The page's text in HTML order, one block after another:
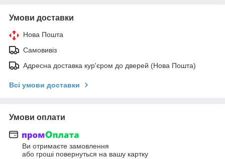
Умови доставки
Нова Пошта
Самовивіз
Адресна доставка кур'єром до дверей (Нова Пошта)
Всі умови доставки
Умови оплати
Ви отримаєте замовлення
або гроші повернуться на вашу картку